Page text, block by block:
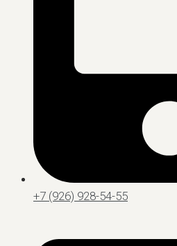
+7 (926) 928-54-55